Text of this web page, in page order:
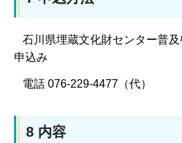
石川県埋蔵文化財センター普
申込み
電話 076-229-4477（代）
8 内容